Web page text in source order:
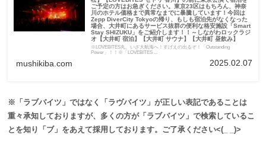
ご予定の方はお急ぎください。東京23区はもちろん、神奈
川のホテル価格まで異常なまでに暴騰しています！今回は
Zepp DiverCity Tokyoの帰り、もしも宿泊先がなくなった
場合、大井町にあるサービス抜群の便利な格安施設「Smart
Stay SHIZUKU」をご紹介します！！～しながわロックラジ
オ【大井町 宿泊】【大井町 サウナ】【大井町 昼飲み】
※LOVEBITES丸、いざ大航海へ！すげえの出るぞ！「Outstanding
Power」！！※「LOVEBITES ...
mushikiba.com 2025.02.07
※「ラブバイツ」ではなく「ラヴバイツ」が正しい表記であることは
重々承知しておりますが、多くの方が「ラブバイツ」で検索しているこ
とを知り「ブ」をあえて採用しております。ご了承ください<(_ _)>